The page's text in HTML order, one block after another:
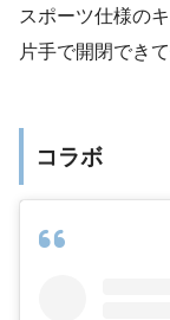
スポーツ仕様の
片手で開閉できて
コラボ